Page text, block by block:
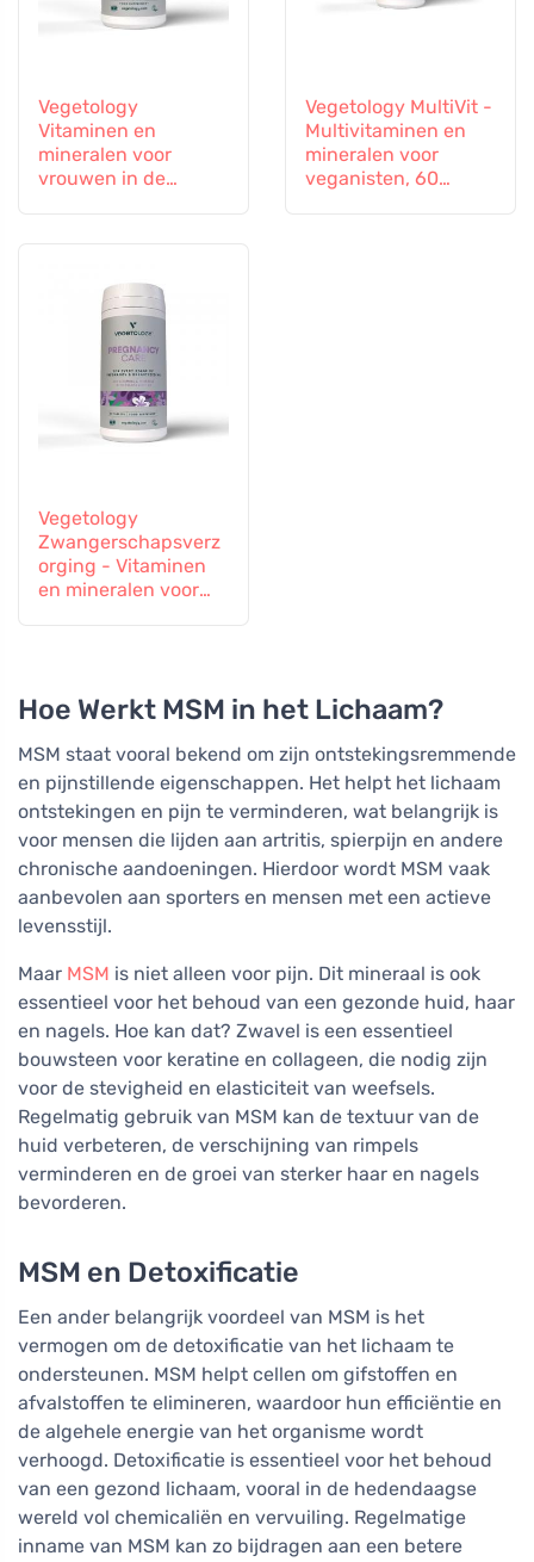
Vegetology
Vitaminen en
mineralen voor
vrouwen in de
Vegetology MultiVit -
Multivitaminen en
mineralen voor
veganisten, 60
Vegetology
Zwangerschapsverz
orging - Vitaminen
en mineralen voor
Hoe Werkt MSM in het Lichaam?
MSM staat vooral bekend om zijn ontstekingsremmende
en pijnstillende eigenschappen. Het helpt het lichaam
ontstekingen en pijn te verminderen, wat belangrijk is
voor mensen die lijden aan artritis, spierpijn en andere
chronische aandoeningen. Hierdoor wordt MSM vaak
aanbevolen aan sporters en mensen met een actieve
levensstijl.
Maar MSM is niet alleen voor pijn. Dit mineraal is ook
essentieel voor het behoud van een gezonde huid, haar
en nagels. Hoe kan dat? Zwavel is een essentieel
bouwsteen voor keratine en collageen, die nodig zijn
voor de stevigheid en elasticiteit van weefsels.
Regelmatig gebruik van MSM kan de textuur van de
huid verbeteren, de verschijning van rimpels
verminderen en de groei van sterker haar en nagels
bevorderen.
MSM en Detoxificatie
Een ander belangrijk voordeel van MSM is het
vermogen om de detoxificatie van het lichaam te
ondersteunen. MSM helpt cellen om gifstoffen en
afvalstoffen te elimineren, waardoor hun efficiëntie en
de algehele energie van het organisme wordt
verhoogd. Detoxificatie is essentieel voor het behoud
van een gezond lichaam, vooral in de hedendaagse
wereld vol chemicaliën en vervuiling. Regelmatige
inname van MSM kan zo bijdragen aan een betere